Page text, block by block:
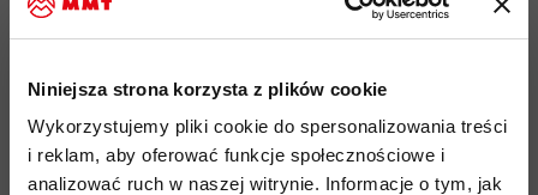
Niniejsza strona korzysta z plików cookie
Wykorzystujemy pliki cookie do spersonalizowania treści
i reklam, aby oferować funkcje społecznościowe i
analizować ruch w naszej witrynie. Informacje o tym, jak
sprzętu. Nikwax Tent & Gear SolarWash odświeża i oczyszcza
tkaninę i chroni przed negatywnym oddziaływaniem
Najważniejsze cechy: